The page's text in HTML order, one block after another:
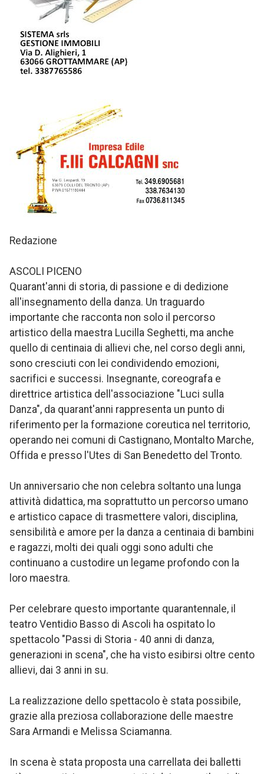
Redazione
ASCOLI PICENO
Quarant'anni di storia, di passione e di dedizione
all'insegnamento della danza. Un traguardo
importante che racconta non solo il percorso
artistico della maestra Lucilla Seghetti, ma anche
quello di centinaia di allievi che, nel corso degli anni,
sono cresciuti con lei condividendo emozioni,
sacrifici e successi. Insegnante, coreografa e
direttrice artistica dell'associazione "Luci sulla
Danza", da quarant'anni rappresenta un punto di
riferimento per la formazione coreutica nel territorio,
operando nei comuni di Castignano, Montalto Marche,
Offida e presso l'Utes di San Benedetto del Tronto.
Un anniversario che non celebra soltanto una lunga
attività didattica, ma soprattutto un percorso umano
e artistico capace di trasmettere valori, disciplina,
sensibilità e amore per la danza a centinaia di bambini
e ragazzi, molti dei quali oggi sono adulti che
continuano a custodire un legame profondo con la
loro maestra.
Per celebrare questo importante quarantennale, il
teatro Ventidio Basso di Ascoli ha ospitato lo
spettacolo "Passi di Storia - 40 anni di danza,
generazioni in scena", che ha visto esibirsi oltre cento
allievi, dai 3 anni in su.
La realizzazione dello spettacolo è stata possibile,
grazie alla preziosa collaborazione delle maestre
Sara Armandi e Melissa Sciamanna.
In scena è stata proposta una carrellata dei balletti